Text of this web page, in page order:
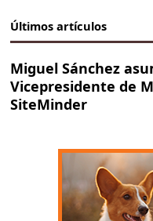
Últimos artículos
Miguel Sánchez
Vicepresidente de
SiteMinder